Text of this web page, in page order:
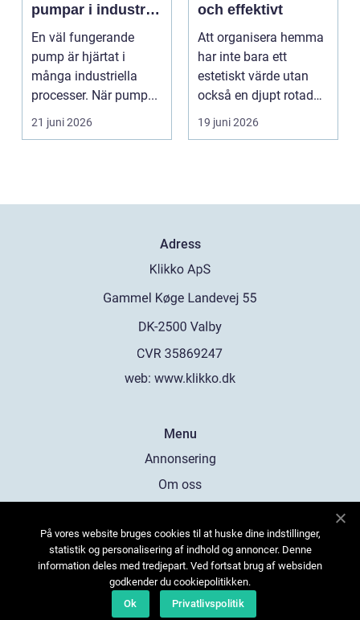
pumpar i industrin
– så undviker du
dyra driftstopp
En väl fungerande
pump är hjärtat i
många industriella
processer. När pump...
21 juni 2026
och effektivt
Att organisera hemma
har inte bara ett
estetiskt värde utan
också en djupt rotad
på...
19 juni 2026
Adress
web: www.klikko.dk
Menu
Annonsering
Om oss
Kontakta oss
Sitemap
På vores website bruges cookies til at huske dine indstillinger,
statistik og personalisering af indhold og annoncer. Denne
information deles med tredjepart. Ved fortsat brug af websiden
godkender du cookiepolitikken.
Ok
Privatlivspolitik